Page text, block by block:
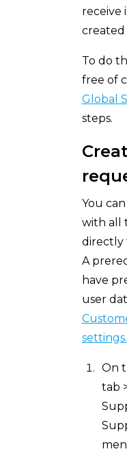
receive
created
To do
free of
Global
steps.
You
with all
directly
A
have
user
settings.
On
tab